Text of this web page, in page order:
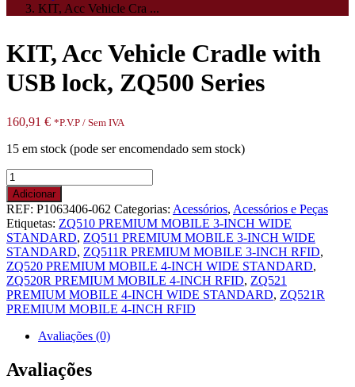
KIT, Acc Vehicle Cra ...
KIT, Acc Vehicle Cradle with
USB lock, ZQ500 Series
160,91 € *P.V.P / Sem IVA
15 em stock (pode ser encomendado sem stock)
Quantidade
de
KIT,
Acc
Vehicle
Cradle
with
USB
lock,
ZQ500
Series
Adicionar
REF: P1063406-062 Categorias: Acessórios, Acessórios e Peças
Etiquetas: ZQ510 PREMIUM MOBILE 3-INCH WIDE
STANDARD, ZQ511 PREMIUM MOBILE 3-INCH WIDE
STANDARD, ZQ511R PREMIUM MOBILE 3-INCH RFID,
ZQ520 PREMIUM MOBILE 4-INCH WIDE STANDARD,
ZQ520R PREMIUM MOBILE 4-INCH RFID, ZQ521
PREMIUM MOBILE 4-INCH WIDE STANDARD, ZQ521R
PREMIUM MOBILE 4-INCH RFID
Avaliações (0)
Avaliações